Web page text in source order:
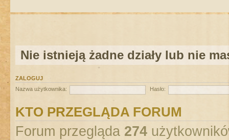
Nie istnieją żadne działy lub nie
ZALOGUJ
Nazwa użytkownika:
Hasło:
KTO PRZEGLĄDA FORUM
Forum przegląda 274